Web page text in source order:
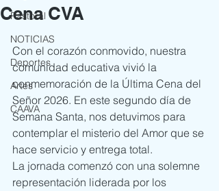
Pastoral
NOTICIAS
Deportes
Artes
CAAVA
Cena CVA
Con el corazón conmovido, nuestra
comunidad educativa vivió la
conmemoración de la Última Cena del
Señor 2026. En este segundo día de
Semana Santa, nos detuvimos para
contemplar el misterio del Amor que se
hace servicio y entrega total.
La jornada comenzó con una solemne
representación liderada por los